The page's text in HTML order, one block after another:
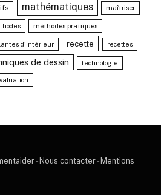
mathématiques maîtriser
méthodes pratiques
d'intérieur recette recettes
de dessin technologie
- Nous contacter - Mentions